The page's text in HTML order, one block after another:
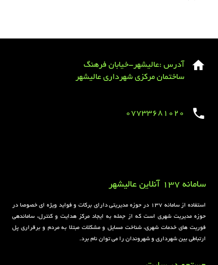
آدرس :عالیشهر-خیابان فرهنگ
ساختمان مرکزی شهرداری عالیشهر
07733681020
سامانه 137 آنلاین عالیشهر
استفاده از سامانه ۱۳۷ در حوزه مدیریتی دارای برکات و فواید ویژه ای خصوصا در
حوزه مدیریت شهری است که از جمله به ایجاد مرکز هدایت و کنترل، ساماندهی
فوریت های خدمات شهری، شناخت مسایل و مشکلات مبتلا به مردم و برقراری پل
ارتباطی بین شهرداری و شهروندان را می توان نام برد.